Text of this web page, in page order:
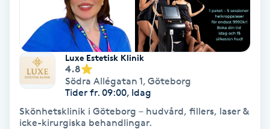
Melasma
Mesoterapi
Luxe Estetisk Klinik
4.8
Södra Allégatan 1, Göteborg
Tider fr. 09:00, Idag
Skönhetsklinik i Göteborg – hudvård, fillers, laser &
icke-kirurgiska behandlingar.